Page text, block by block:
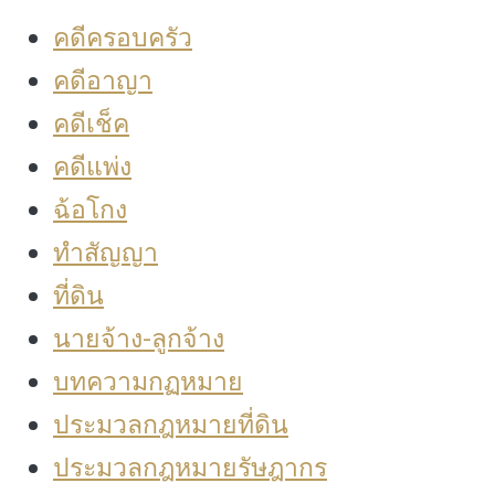
คดีครอบครัว
คดีอาญา
คดีเช็ค
คดีแพ่ง
ฉ้อโกง
ทำสัญญา
ที่ดิน
นายจ้าง-ลูกจ้าง
บทความกฏหมาย
ประมวลกฎหมายที่ดิน
ประมวลกฎหมายรัษฎากร